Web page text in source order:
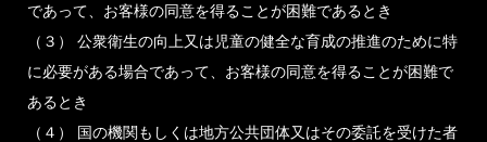
であって、お客様の同意を得ることが困難であるとき
（３） 公衆衛生の向上又は児童の健全な育成の推進のために特
に必要がある場合であって、お客様の同意を得ることが困難で
あるとき
（４） 国の機関もしくは地方公共団体又はその委託を受けた者